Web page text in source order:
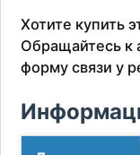
Хотите купить
Обращайтесь к
форму связи у